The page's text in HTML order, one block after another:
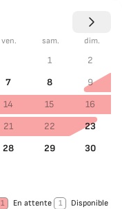
ven. sam. dim.
1
2
7 8
9
14 15
16
21 22
23
28 29
30
1 En attente 1 Disponible